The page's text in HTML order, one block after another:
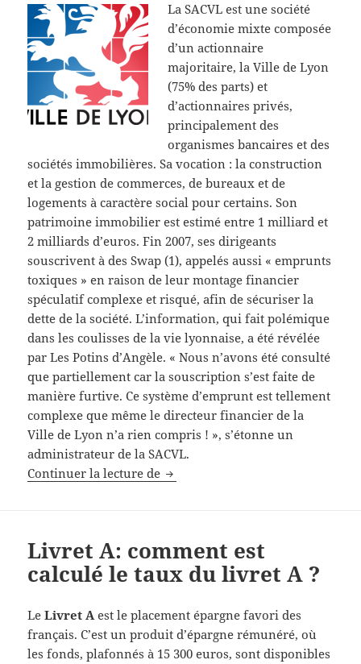
La SACVL est une société
d’économie mixte composée
d’un actionnaire
majoritaire, la Ville de Lyon
(75% des parts) et
d’actionnaires privés,
principalement des
organismes bancaires et des
sociétés immobilières. Sa vocation : la construction
et la gestion de commerces, de bureaux et de
logements à caractère social pour certains. Son
patrimoine immobilier est estimé entre 1 milliard et
2 milliards d’euros. Fin 2007, ses dirigeants
souscrivent à des Swap (1), appelés aussi « emprunts
toxiques » en raison de leur montage financier
spéculatif complexe et risqué, afin de sécuriser la
dette de la société. L’information, qui fait polémique
dans les coulisses de la vie lyonnaise, a été révélée
par Les Potins d’Angèle. « Nous n’avons été consulté
que partiellement car la souscription s’est faite de
manière furtive. Ce système d’emprunt est tellement
complexe que même le directeur financier de la
Ville de Lyon n’a rien compris ! », s’étonne un
administrateur de la SACVL.
Continuer la lecture de La Ville de Lyon intoxiquée par
Livret A: comment est
calculé le taux du livret A ?
LeLivret A est le placement épargne favori des
français. C’est un produit d’épargne rémunéré, où
les fonds, plafonnés à 15 300 euros, sont disponibles